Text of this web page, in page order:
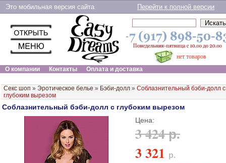
Это мобильная версия сайта Перейти к полной версии
нет товаров
О компании
Контакты Оплата и доставка
Секс шоп » Эротическое белье » Бэби-долл » Соблазнительный бэби-долл с
глубоким вырезом
Соблазнительный бэби-долл с глубоким вырезом
Цена:
3 424 р.
3 321 р.